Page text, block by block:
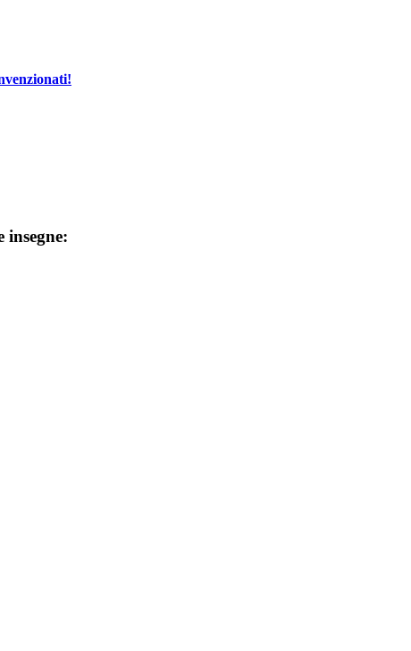
insegne: